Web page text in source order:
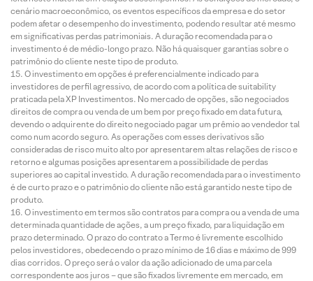
cenário macroeconômico, os eventos específicos da empresa e do setor
podem afetar o desempenho do investimento, podendo resultar até mesmo
em significativas perdas patrimoniais. A duração recomendada para o
investimento é de médio-longo prazo. Não há quaisquer garantias sobre o
patrimônio do cliente neste tipo de produto.
O investimento em opções é preferencialmente indicado para
investidores de perfil agressivo, de acordo com a política de suitability
praticada pela XP Investimentos. No mercado de opções, são negociados
direitos de compra ou venda de um bem por preço fixado em data futura,
devendo o adquirente do direito negociado pagar um prêmio ao vendedor tal
como num acordo seguro. As operações com esses derivativos são
consideradas de risco muito alto por apresentarem altas relações de risco e
retorno e algumas posições apresentarem a possibilidade de perdas
superiores ao capital investido. A duração recomendada para o investimento
é de curto prazo e o patrimônio do cliente não está garantido neste tipo de
produto.
O investimento em termos são contratos para compra ou a venda de uma
determinada quantidade de ações, a um preço fixado, para liquidação em
prazo determinado. O prazo do contrato a Termo é livremente escolhido
pelos investidores, obedecendo o prazo mínimo de 16 dias e máximo de 999
dias corridos. O preço será o valor da ação adicionado de uma parcela
correspondente aos juros – que são fixados livremente em mercado, em